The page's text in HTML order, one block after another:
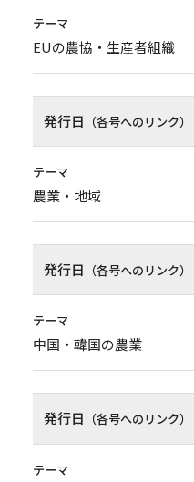
テーマ
EUの農協・生産者組織
発行日 （各号へのリンク）
テーマ
農業・地域
発行日 （各号へのリンク）
テーマ
中国・韓国の農業
発行日 （各号へのリンク）
テーマ